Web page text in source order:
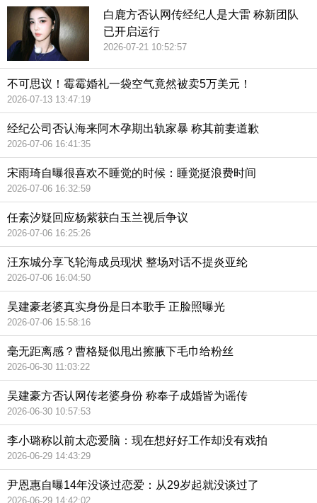
白鹿方否认网传经纪人是大雷 称新团队
已开启运行
2026-07-21 10:52:57
不可思议！霉霉婚礼一袋空气竟然被卖5万美元！
2026-07-13 13:47:19
经纪公司否认海来阿木孕期出轨家暴 称其前妻道歉
2026-07-06 16:41:35
宋雨琦自曝很喜欢不睡觉的时候：睡觉挺浪费时间
2026-07-06 16:32:59
任素汐疑回应杨紫获白玉兰视后争议
2026-07-06 16:25:26
汪东城分享飞轮海成员现状 整场对话不提炎亚纶
2026-07-06 16:04:50
吴建豪老婆真实身份是日本歌手 正脸照曝光
2026-07-06 15:58:16
毫无距离感？曹格疑似甩出擦腋下毛巾给粉丝
2026-06-30 11:03:22
吴建豪方否认网传老婆身份 称奉子成婚皆为谣传
2026-06-30 10:57:53
李小璐称以前太恋爱脑：现在想好好工作却没有戏拍
2026-06-29 14:43:29
尹恩惠自曝14年没谈过恋爱：从29岁起就没谈过了
2026-06-29 14:42:02